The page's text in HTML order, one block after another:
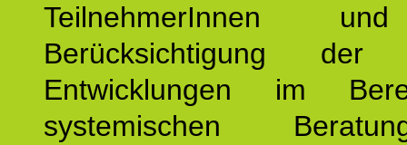
TeilnehmerInnen
Berücksichtigung der
Entwicklungen im
systemischen